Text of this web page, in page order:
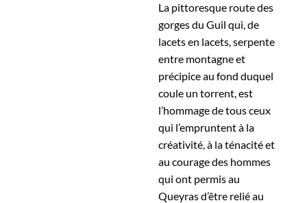
La pittoresque route des
gorges du Guil qui, de
lacets en lacets, serpente
entre montagne et
précipice au fond duquel
coule un torrent, est
l’hommage de tous ceux
qui l’empruntent à la
créativité, à la ténacité et
au courage des hommes
qui ont permis au
Queyras d’être relié au